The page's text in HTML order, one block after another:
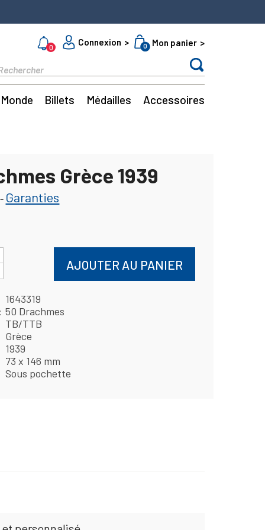
0
Connexion 0 Mon panier
Monde Billets Médailles Accessoires
Grèce 1939
Garanties
AJOUTER AU PANIER
1643319
50 Drachmes
TB/TTB
Grèce
1939
73 x 146 mm
Sous pochette